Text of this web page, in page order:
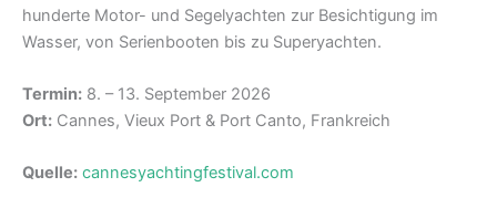
hunderte Motor- und Segelyachten zur Besichtigung im
Wasser, von Serienbooten bis zu Superyachten.
Termin: 8. – 13. September 2026
Ort: Cannes, Vieux Port & Port Canto, Frankreich
Quelle: cannesyachtingfestival.com